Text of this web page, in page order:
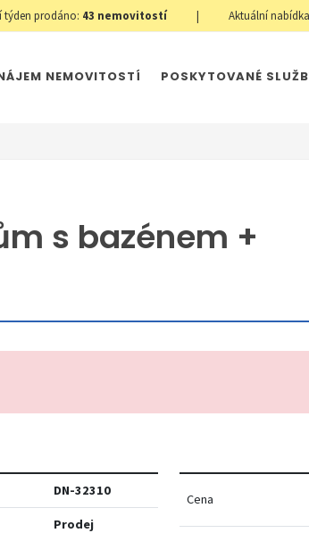
týden prodáno: 43 nemovitostí | Aktuální
NEMOVITOSTÍ POSKYTOVANÉ
s bazénem +
DN-32310
Prodej
Cena